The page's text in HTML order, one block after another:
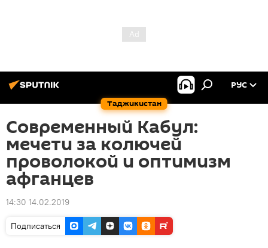
Таджикистан
РУС
Современный Кабул:
мечети за колючей
проволокой и оптимизм
афганцев
14:30 14.02.2019
Подписаться